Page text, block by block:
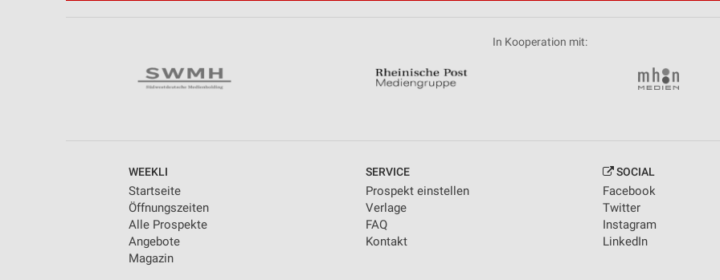
In Kooperation mit:
WEEKLI
Startseite
Öffnungszeiten
Alle Prospekte
Angebote
Magazin
SERVICE
Prospekt einstellen
Verlage
FAQ
Kontakt
SOCIAL
Facebook
Twitter
Instagram
LinkedIn